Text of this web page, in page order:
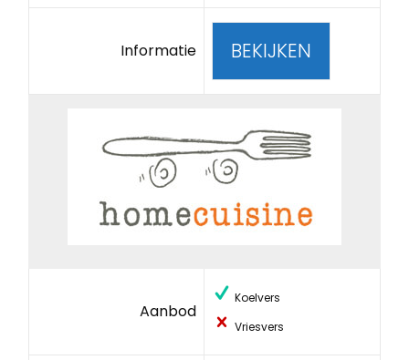
Informatie BEKIJKEN
Aanbod
Koelvers
Vriesvers